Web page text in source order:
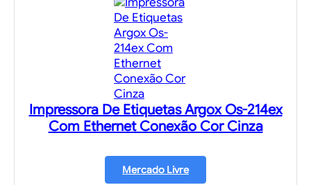
Impressora De Etiquetas Argox Os-214ex
Com Ethernet Conexão Cor Cinza
Mercado Livre